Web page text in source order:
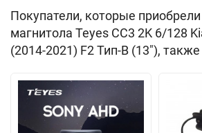
Покупатели, которые
магнитола Teyes CC3 2K 6/128
(2014-2021) F2 Тип-B (13"),